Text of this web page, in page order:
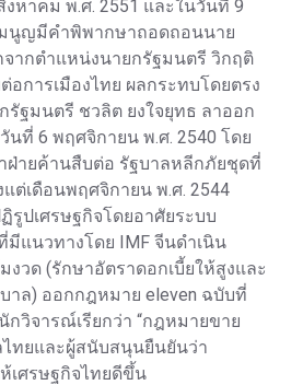
งหาคม พ.ศ. 2551 และในวันที่ 9
นูญมีคำพิพากษาถอดถอนนาย
ากตำแหน่งนายกรัฐมนตรี วิกฤติ
อการเมืองไทย ผลกระทบโดยตรง
รัฐมนตรี ชวลิต ยงใจยุทธ ลาออก
นที่ 6 พฤศจิกายน พ.ศ. 2540 โดย
ฝ่ายค้านสืบต่อ รัฐบาลหลีกภัยชุดที่
ต่เดือนพฤศจิกายน พ.ศ. 2544
รูปเศรษฐกิจโดยอาศัยระบบ
แนวทางโดย IMF จีนดำเนิน
งวด (รักษาอัตราดอกเบี้ยให้สูงและ
าล) ออกกฎหมาย eleven ฉบับที่
กวิจารณ์เรียกว่า “กฎหมายขาย
ไทยและผู้สนับสนุนยืนยันว่า
เศรษฐกิจไทยดีขึ้น